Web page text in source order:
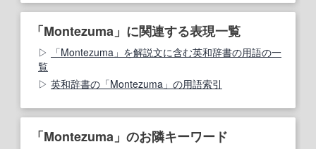
「Montezuma」に関連する表現一覧
「Montezuma」を解説文に含む英和辞書の用語の一
覧
英和辞書の「Montezuma」の用語索引
「Montezuma」のお隣キーワード